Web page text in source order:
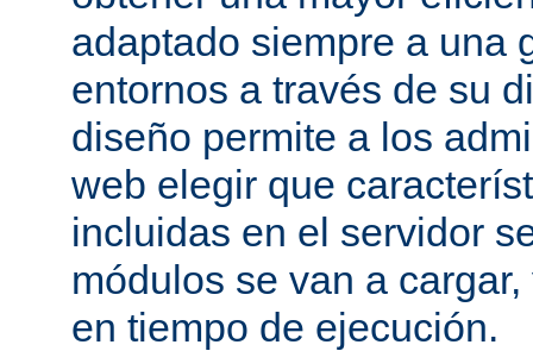
adaptado siempre a una
entornos a través de su
diseño permite a los
web elegir que
incluidas en el servidor
módulos se van a
en tiempo de ejecución.